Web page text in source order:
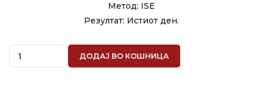
Метод: ISE
Резултат: Истиот ден.
Quantity ДОДАЈ ВО КОШНИЦА